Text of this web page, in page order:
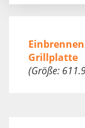
Grillplatte
(Größe: